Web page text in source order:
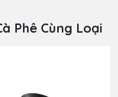
Phê Cùng Loại